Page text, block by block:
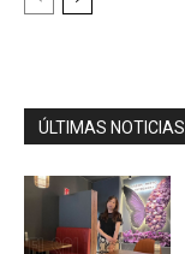
ÚLTIMAS NOTICIAS